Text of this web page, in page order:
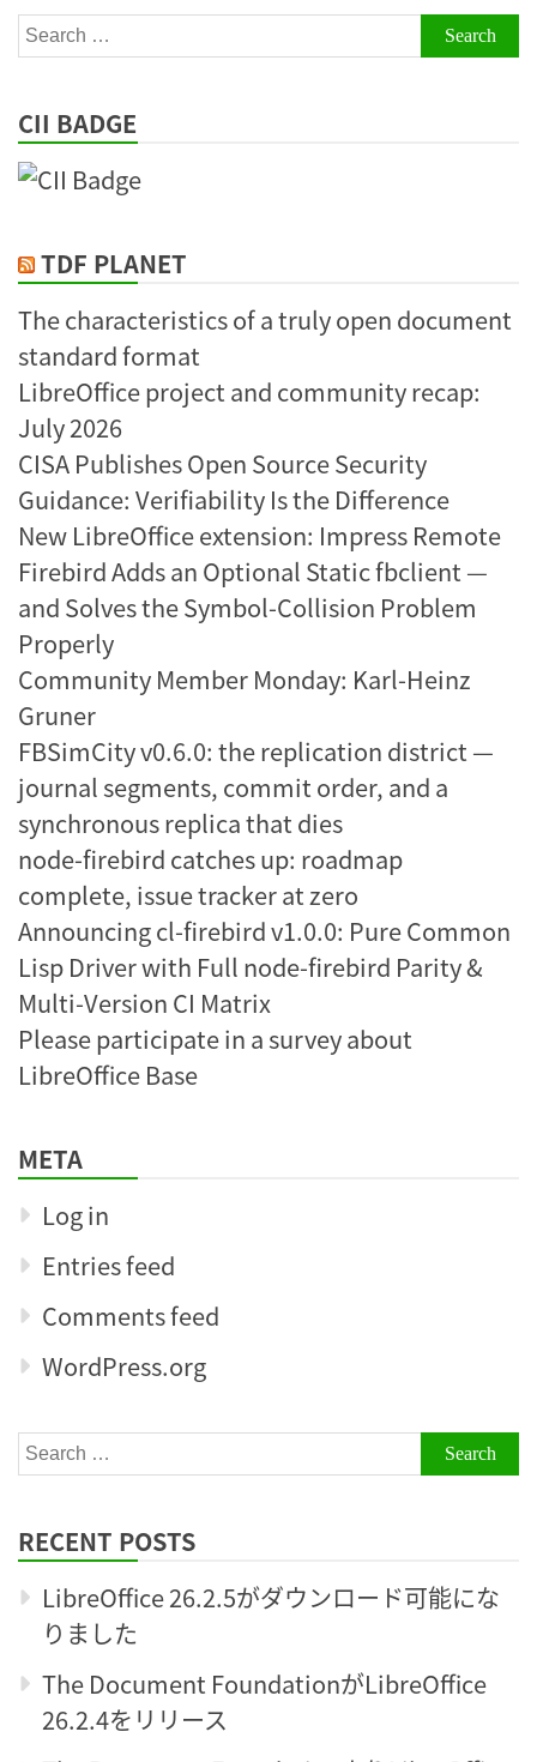
Search
for:
CII BADGE
TDF PLANET
The characteristics of a truly open document
standard format
LibreOffice project and community recap:
July 2026
CISA Publishes Open Source Security
Guidance: Verifiability Is the Difference
New LibreOffice extension: Impress Remote
Firebird Adds an Optional Static fbclient —
and Solves the Symbol-Collision Problem
Properly
Community Member Monday: Karl-Heinz
Gruner
FBSimCity v0.6.0: the replication district —
journal segments, commit order, and a
synchronous replica that dies
node-firebird catches up: roadmap
complete, issue tracker at zero
Announcing cl-firebird v1.0.0: Pure Common
Lisp Driver with Full node-firebird Parity &
Multi-Version CI Matrix
Please participate in a survey about
LibreOffice Base
META
Log in
Entries feed
Comments feed
WordPress.org
Search
for:
RECENT POSTS
LibreOffice 26.2.5がダウンロード可能にな
りました
The Document FoundationがLibreOffice
26.2.4をリリース